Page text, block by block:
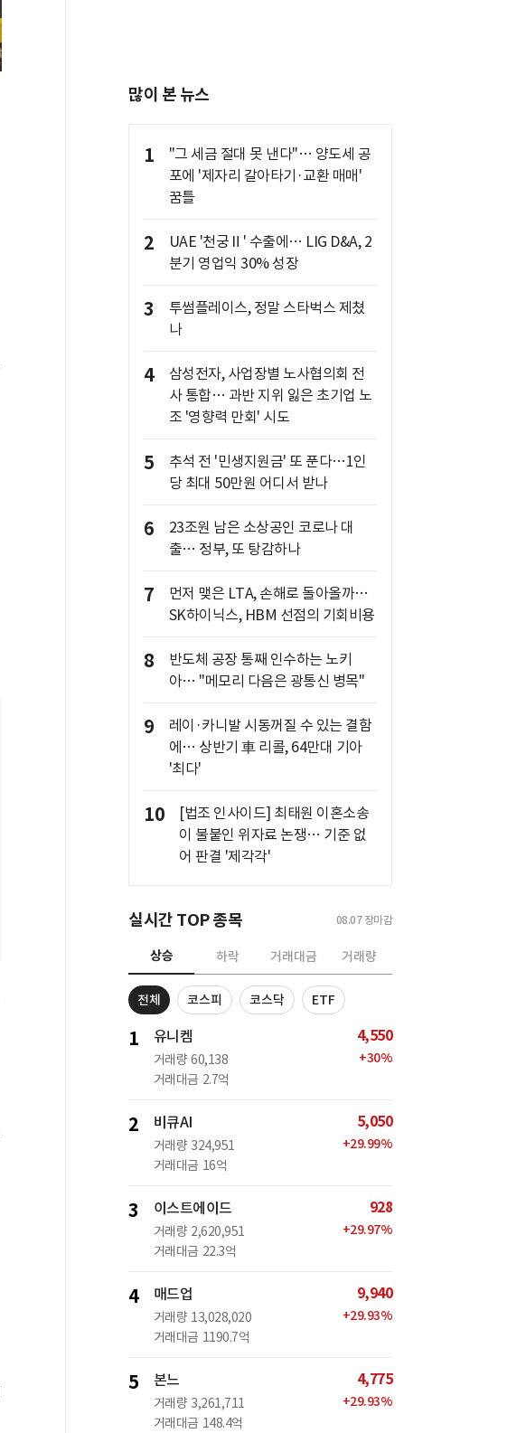
많이 본 뉴스
1
"그 세금 절대 못 낸다"… 양도세 공
포에 '제자리 갈아타기·교환 매매'
꿈틀
2
UAE '천궁Ⅱ' 수출에… LIG D&A, 2
분기 영업익 30% 성장
3
투썸플레이스, 정말 스타벅스 제쳤
나
4
삼성전자, 사업장별 노사협의회 전
사 통합… 과반 지위 잃은 초기업 노
조 '영향력 만회' 시도
5
추석 전 '민생지원금' 또 푼다…1인
당 최대 50만원 어디서 받나
6
23조원 남은 소상공인 코로나 대
출… 정부, 또 탕감하나
7
먼저 맺은 LTA, 손해로 돌아올까…
SK하이닉스, HBM 선점의 기회비용
8
반도체 공장 통째 인수하는 노키
아… "메모리 다음은 광통신 병목"
9
레이·카니발 시동꺼질 수 있는 결함
에… 상반기 車 리콜, 64만대 기아
'최다'
10
[법조 인사이드] 최태원 이혼소송
이 불붙인 위자료 논쟁… 기준 없
어 판결 '제각각'
실시간 TOP 종목 08.07 장마감
상승 하락 거래대금 거래량
전체 코스피 코스닥 ETF
1 유니켐
거래량 60,138
거래대금 2.7억
4,550
+30%
2 비큐AI
거래량 324,951
거래대금 16억
5,050
+29.99%
3 이스트에이드
거래량 2,620,951
거래대금 22.3억
928
+29.97%
4 매드업
거래량 13,028,020
거래대금 1190.7억
9,940
+29.93%
5 본느
거래량 3,261,711
거래대금 148.4억
4,775
+29.93%